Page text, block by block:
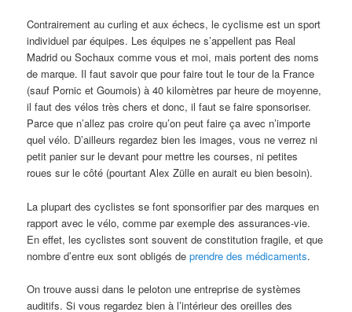
Contrairement au curling et aux échecs, le cyclisme est un sport
individuel par équipes. Les équipes ne s’appellent pas Real
Madrid ou Sochaux comme vous et moi, mais portent des noms
de marque. Il faut savoir que pour faire tout le tour de la France
(sauf Pornic et Goumois) à 40 kilomètres par heure de moyenne,
il faut des vélos très chers et donc, il faut se faire sponsoriser.
Parce que n’allez pas croire qu’on peut faire ça avec n’importe
quel vélo. D’ailleurs regardez bien les images, vous ne verrez ni
petit panier sur le devant pour mettre les courses, ni petites
roues sur le côté (pourtant Alex Zülle en aurait eu bien besoin).
La plupart des cyclistes se font sponsorifier par des marques en
rapport avec le vélo, comme par exemple des assurances-vie.
En effet, les cyclistes sont souvent de constitution fragile, et que
nombre d’entre eux sont obligés deprendre des médicaments.
On trouve aussi dans le peloton une entreprise de systèmes
auditifs. Si vous regardez bien à l’intérieur des oreilles des